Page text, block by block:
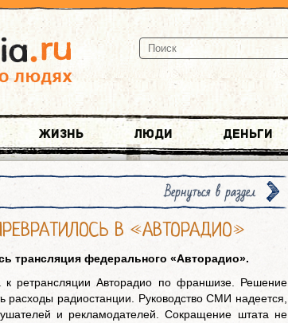
Жизнь Люди Деньги
Вернуться в раздел
В «АВТОРАДИО»
трансляция федерального «Авторадио».
к ретрансляции Авторадио по франшизе. Решение
расходы радиостанции. Руководство СМИ надеется,
и рекламодателей. Сокращение штата не